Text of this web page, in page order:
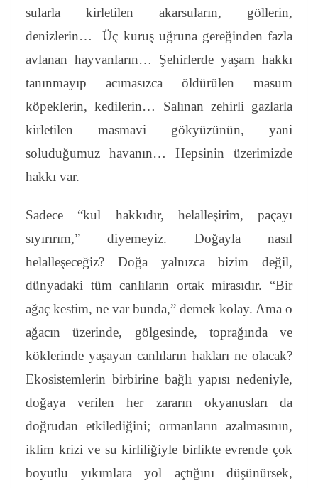
sularla kirletilen akarsuların, göllerin,
denizlerin… Üç kuruş uğruna gereğinden fazla
avlanan hayvanların… Şehirlerde yaşam hakkı
tanınmayıp acımasızca öldürülen masum
köpeklerin, kedilerin… Salınan zehirli gazlarla
kirletilen masmavi gökyüzünün, yani
soluduğumuz havanın… Hepsinin üzerimizde
hakkı var.
Sadece “kul hakkıdır, helalleşirim, paçayı
sıyırırım,” diyemeyiz. Doğayla nasıl
helalleşeceğiz? Doğa yalnızca bizim değil,
dünyadaki tüm canlıların ortak mirasıdır. “Bir
ağaç kestim, ne var bunda,” demek kolay. Ama o
ağacın üzerinde, gölgesinde, toprağında ve
köklerinde yaşayan canlıların hakları ne olacak?
Ekosistemlerin birbirine bağlı yapısı nedeniyle,
doğaya verilen her zararın okyanusları da
doğrudan etkilediğini; ormanların azalmasının,
iklim krizi ve su kirliliğiyle birlikte evrende çok
boyutlu yıkımlara yol açtığını düşünürsek,